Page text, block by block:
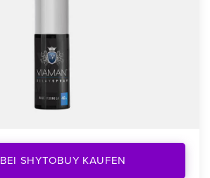
BEI SHYTOBUY KAUFEN